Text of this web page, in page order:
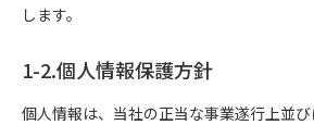
します。
1-2.個人情報保護方針
個人情報は、当社の正当な事業遂行上並